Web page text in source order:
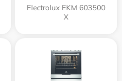
Electrolux EKM 603500
X